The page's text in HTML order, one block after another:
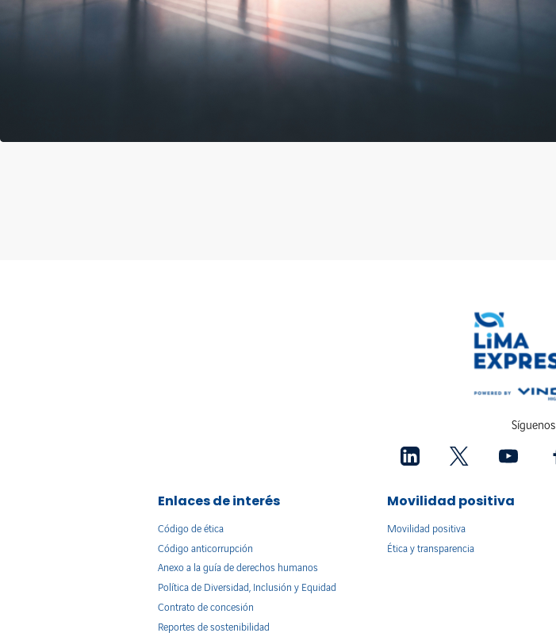
Síguenos
Enlaces de interés
Código de ética
Código anticorrupción
Anexo a la guía de derechos humanos
Política de Diversidad, Inclusión y Equidad
Contrato de concesión
Reportes de sostenibilidad
Movilidad positiva
Movilidad positiva
Ética y transparencia